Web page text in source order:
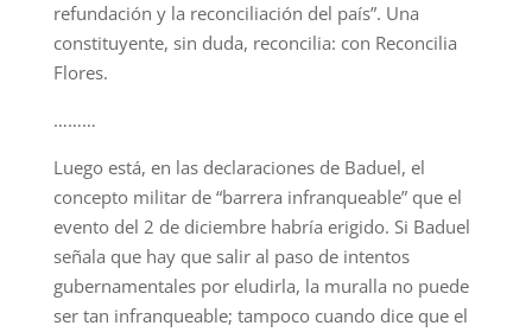
refundación y la reconciliación del país”. Una
constituyente, sin duda, reconcilia: con Reconcilia
Flores.
………
Luego está, en las declaraciones de Baduel, el
concepto militar de “barrera infranqueable” que el
evento del 2 de diciembre habría erigido. Si Baduel
señala que hay que salir al paso de intentos
gubernamentales por eludirla, la muralla no puede
ser tan infranqueable; tampoco cuando dice que el